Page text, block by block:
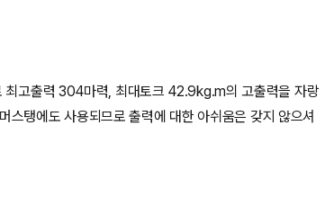
최고출력 304마력, 최대토크 42.9kg.m의 고출력을 자랑
스탱에도 사용되므로 출력에 대한 아쉬움은 갖지 않으셔